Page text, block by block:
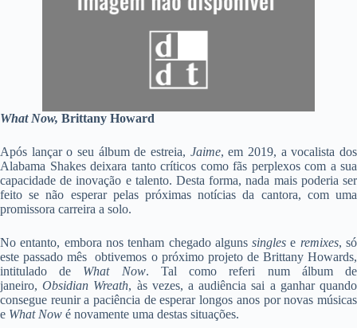
What Now, Brittany Howard
Após lançar o seu álbum de estreia, Jaime, em 2019, a vocalista dos
Alabama Shakes deixara tanto críticos como fãs perplexos com a sua
capacidade de inovação e talento. Desta forma, nada mais poderia ser
feito se não esperar pelas próximas notícias da cantora, com uma
promissora carreira a solo.
No entanto, embora nos tenham chegado algunssingles e remixes, só
este passado mês obtivemos o próximo projeto de Brittany Howards,
intitulado de What Now. Tal como referi num álbum de
janeiro,Obsidian Wreath, às vezes, a audiência sai a ganhar quando
consegue reunir a paciência de esperar longos anos por novas músicas
e What Now é novamente uma destas situações.